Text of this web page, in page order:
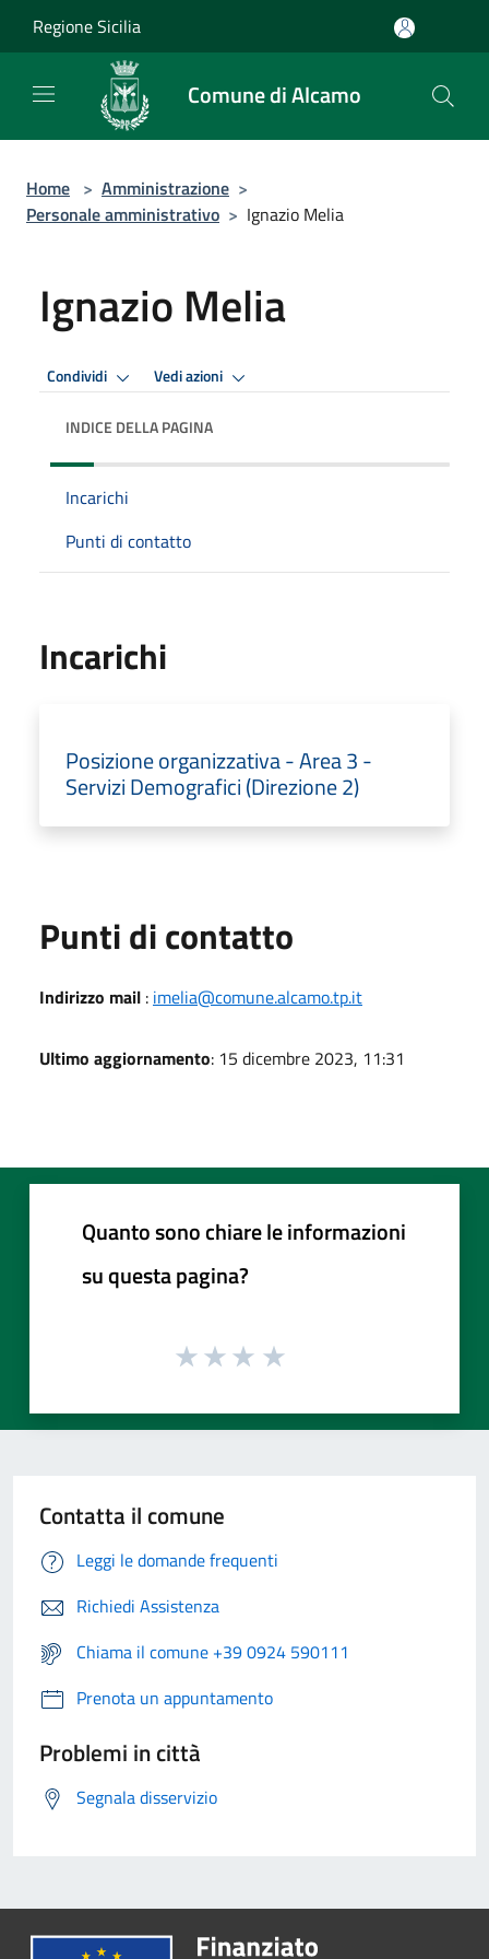
Regione Sicilia
Comune di Alcamo
Home > Amministrazione >
Personale amministrativo > Ignazio Melia
Ignazio Melia
Condividi Vedi azioni
INDICE DELLA PAGINA
Incarichi
Punti di contatto
Incarichi
Posizione organizzativa - Area 3 -
Servizi Demografici (Direzione 2)
Punti di contatto
Indirizzo mail : imelia@comune.alcamo.tp.it
Ultimo aggiornamento: 15 dicembre 2023, 11:31
Quanto sono chiare le informazioni
su questa pagina?
Contatta il comune
Leggi le domande frequenti
Richiedi Assistenza
Chiama il comune +39 0924 590111
Prenota un appuntamento
Problemi in città
Segnala disservizio